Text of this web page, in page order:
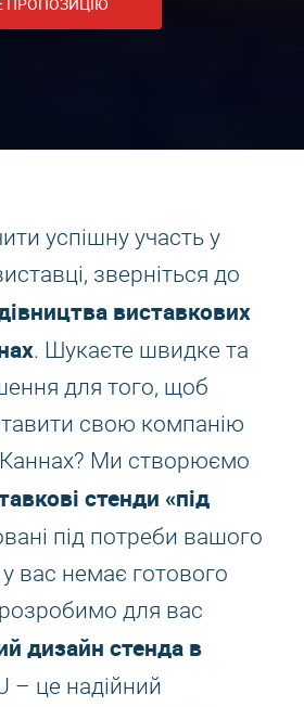
успішну участь у
зверніться до
виставкових
. Шукаєте швидке та
для того, щоб
свою компанію
Каннах? Ми створюємо
стенди «під
під потреби вашого
вас немає готового
для вас
дизайн стенда в
– це надійний